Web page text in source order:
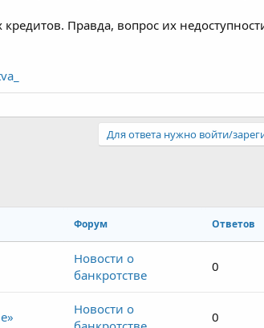
Правда, вопрос их
Для ответа нужно войти/
Форум Ответов
Новости о
банкротстве
0
Новости о
0